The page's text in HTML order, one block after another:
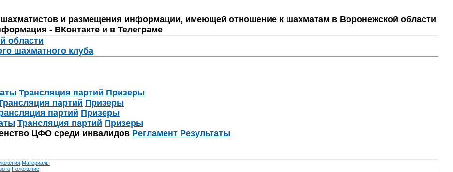
и размещения информации, имеющей отношение к шахматам в Воронежской области
- ВКонтакте и в Телеграме
области
шахматного клуба
Трансляция партий Призеры
партий Призеры
партий Призеры
Трансляция партий Призеры
ЦФО среди инвалидов Регламент Результаты
Материалы
Положение